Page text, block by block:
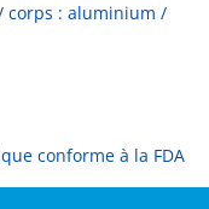
corps : aluminium /
conforme à la FDA